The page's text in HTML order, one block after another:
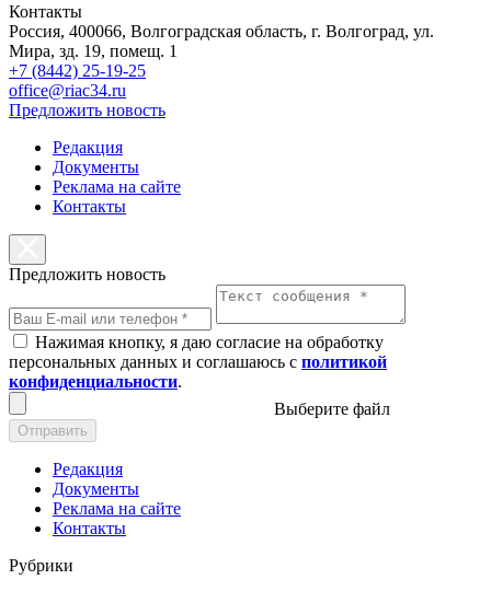
Контакты
Россия, 400066, Волгоградская область, г. Волгоград, ул.
Мира, зд. 19, помещ. 1
+7 (8442) 25-19-25
office@riac34.ru
Предложить новость
Редакция
Документы
Реклама на сайте
Контакты
Предложить новость
Нажимая кнопку, я даю согласие на обработку
персональных данных и соглашаюсь с политикой
конфиденциальности.
Выберите файл
Отправить
Редакция
Документы
Реклама на сайте
Контакты
Рубрики